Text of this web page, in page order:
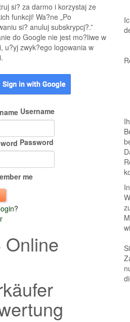
si? za darmo i korzystaj ze
funkcji! Wa?ne „Po
si? anuluj subskrypcj?.”
do Google nie jest mo?liwe w
u?yj zwyk?ego logowania w
Username
Password
me
Online